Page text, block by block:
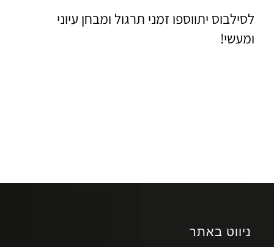
לסילבוס יתווספו זמני תרגול ומבחן עיוני
ומעשי!
ניווט באתר